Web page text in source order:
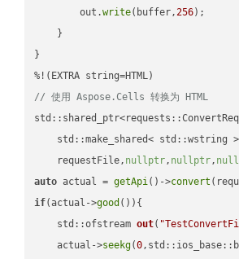
        out.
write(buffer,256);
    }
}
// 使用 Aspose.Cells 转换为 HTML
std::make_shared< std::wstring
    requestFile,
nullptr, nullptr,
auto actual = getApi()->convert
if(actual->good ()){
std::ofstream out(
    actual->
seekg(0